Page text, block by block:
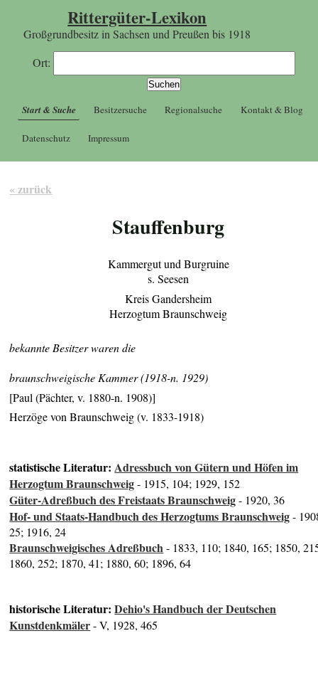
Rittergüter-Lexikon
Großgrundbesitz in Sachsen und Preußen bis 1918
Ort:
Start & Suche Besitzersuche Regionalsuche Kontakt & Blog
Datenschutz Impressum
« zurück
Stauffenburg
Kammergut und Burgruine
s. Seesen
Kreis Gandersheim
Herzogtum Braunschweig
bekannte Besitzer waren die
braunschweigische Kammer (1918-n. 1929)
[Paul (Pächter, v. 1880-n. 1908)]
Herzöge von Braunschweig (v. 1833-1918)
statistische Literatur:Adressbuch von Gütern und Höfen im
Herzogtum Braunschweig- 1915, 104; 1929, 152
Güter-Adreßbuch des Freistaats Braunschweig- 1920, 36
Hof- und Staats-Handbuch des Herzogtums Braunschweig-
25; 1916, 24
Braunschweigisches Adreßbuch- 1833, 110; 1840, 165; 1850,
1860, 252; 1870, 41; 1880, 60; 1896, 64
historische Literatur:Dehio's Handbuch der Deutschen
Kunstdenkmäler- V, 1928, 465